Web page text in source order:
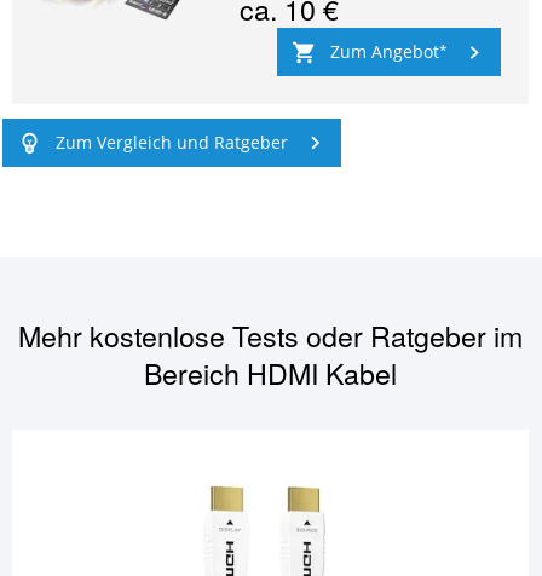
ca. 10 €
Zum Angebot
Zum Vergleich und Ratgeber
Mehr kostenlose Tests oder Ratgeber im
Bereich HDMI Kabel